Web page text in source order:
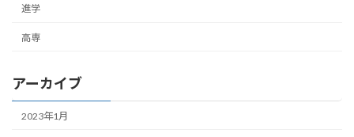
進学
高専
アーカイブ
2023年1月